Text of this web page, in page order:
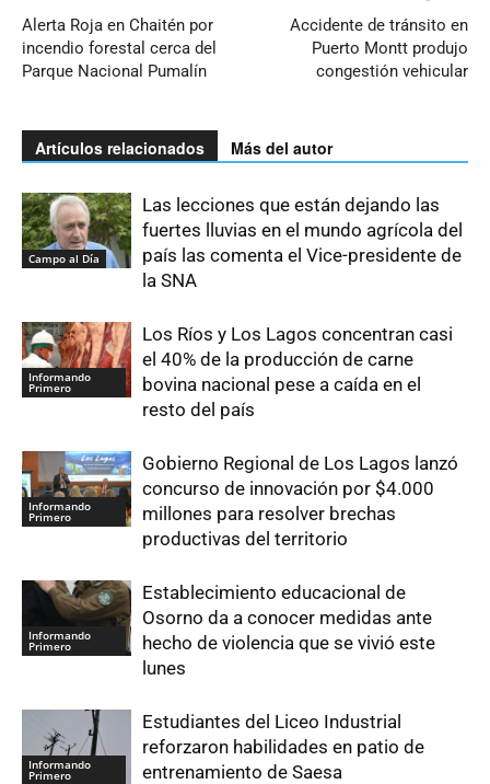
Alerta Roja en Chaitén por
incendio forestal cerca del
Parque Nacional Pumalín
Accidente de tránsito en
Puerto Montt produjo
congestión vehicular
Artículos relacionados Más del autor
Campo al Día
Las lecciones que están dejando las
fuertes lluvias en el mundo agrícola del
país las comenta el Vice-presidente de
la SNA
Informando
Primero
Los Ríos y Los Lagos concentran casi
el 40% de la producción de carne
bovina nacional pese a caída en el
resto del país
Informando
Primero
Gobierno Regional de Los Lagos lanzó
concurso de innovación por $4.000
millones para resolver brechas
productivas del territorio
Informando
Primero
Establecimiento educacional de
Osorno da a conocer medidas ante
hecho de violencia que se vivió este
lunes
Informando
Primero
Estudiantes del Liceo Industrial
reforzaron habilidades en patio de
entrenamiento de Saesa